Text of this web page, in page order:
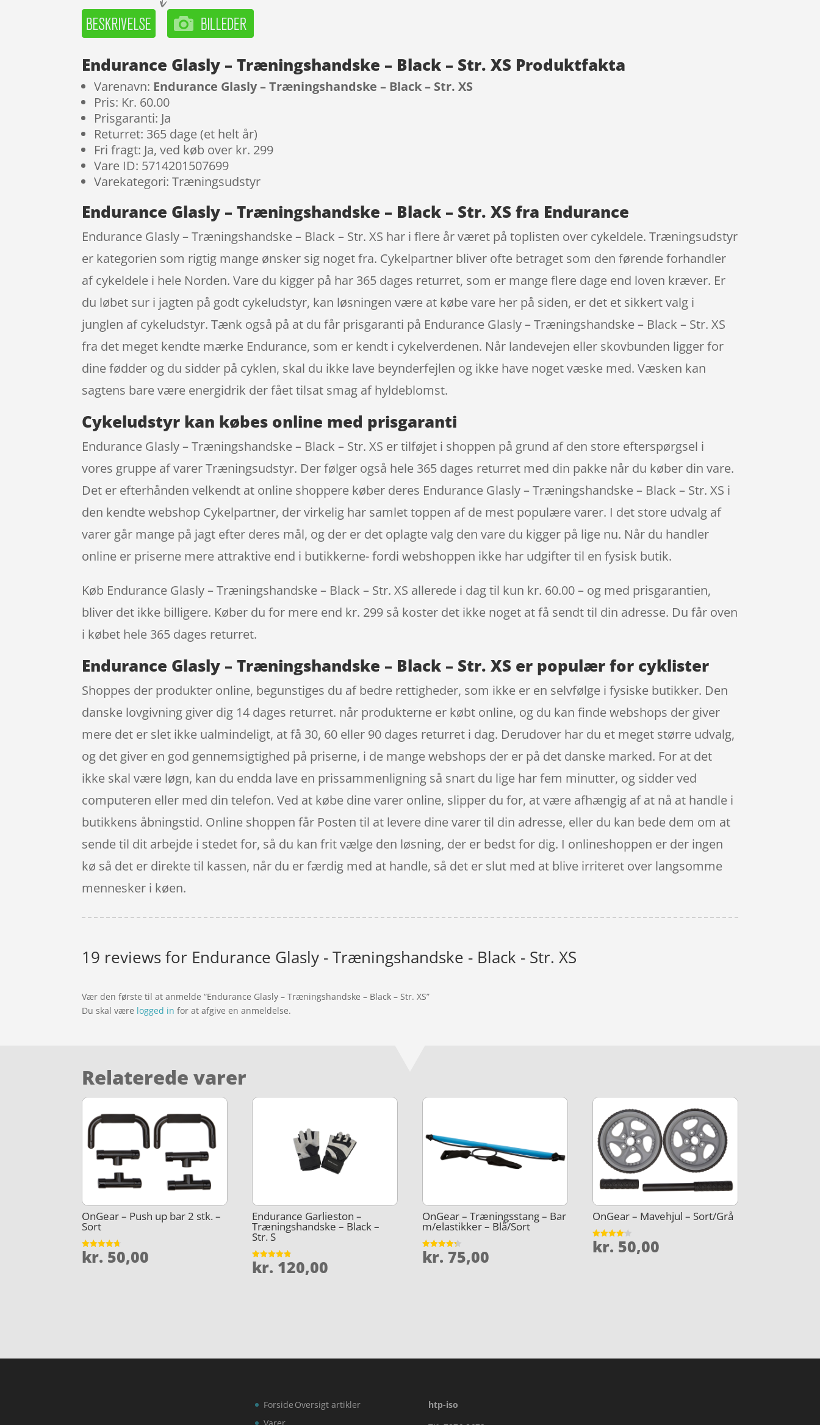
Endurance Glasly – Træningshandske – Black – Str. XS Produktfakta
Varenavn: Endurance Glasly – Træningshandske – Black – Str. XS
Pris: Kr. 60.00
Prisgaranti: Ja
Returret: 365 dage (et helt år)
Fri fragt: Ja, ved køb over kr. 299
Vare ID: 5714201507699
Varekategori: Træningsudstyr
Endurance Glasly – Træningshandske – Black – Str. XS fra Endurance
Endurance Glasly – Træningshandske – Black – Str. XS har i flere år været på toplisten over cykeldele. Træningsudstyr
er kategorien som rigtig mange ønsker sig noget fra. Cykelpartner bliver ofte betraget som den førende forhandler
af cykeldele i hele Norden. Vare du kigger på har 365 dages returret, som er mange flere dage end loven kræver. Er
du løbet sur i jagten på godt cykeludstyr, kan løsningen være at købe vare her på siden, er det et sikkert valg i
junglen af cykeludstyr. Tænk også på at du får prisgaranti på Endurance Glasly – Træningshandske – Black – Str. XS
fra det meget kendte mærke Endurance, som er kendt i cykelverdenen. Når landevejen eller skovbunden ligger for
dine fødder og du sidder på cyklen, skal du ikke lave beynderfejlen og ikke have noget væske med. Væsken kan
sagtens bare være energidrik der fået tilsat smag af hyldeblomst.
Cykeludstyr kan købes online med prisgaranti
Endurance Glasly – Træningshandske – Black – Str. XS er tilføjet i shoppen på grund af den store efterspørgsel i
vores gruppe af varer Træningsudstyr. Der følger også hele 365 dages returret med din pakke når du køber din vare.
Det er efterhånden velkendt at online shoppere køber deres Endurance Glasly – Træningshandske – Black – Str. XS i
den kendte webshop Cykelpartner, der virkelig har samlet toppen af de mest populære varer. I det store udvalg af
varer går mange på jagt efter deres mål, og der er det oplagte valg den vare du kigger på lige nu. Når du handler
online er priserne mere attraktive end i butikkerne- fordi webshoppen ikke har udgifter til en fysisk butik.
Køb Endurance Glasly – Træningshandske – Black – Str. XS allerede i dag til kun kr. 60.00 – og med prisgarantien,
bliver det ikke billigere. Køber du for mere end kr. 299 så koster det ikke noget at få sendt til din adresse. Du får oven
i købet hele 365 dages returret.
Endurance Glasly – Træningshandske – Black – Str. XS er populær for cyklister
Shoppes der produkter online, begunstiges du af bedre rettigheder, som ikke er en selvfølge i fysiske butikker. Den
danske lovgivning giver dig 14 dages returret. når produkterne er købt online, og du kan finde webshops der giver
mere det er slet ikke ualmindeligt, at få 30, 60 eller 90 dages returret i dag. Derudover har du et meget større udvalg,
og det giver en god gennemsigtighed på priserne, i de mange webshops der er på det danske marked. For at det
ikke skal være løgn, kan du endda lave en prissammenligning så snart du lige har fem minutter, og sidder ved
computeren eller med din telefon. Ved at købe dine varer online, slipper du for, at være afhængig af at nå at handle i
butikkens åbningstid. Online shoppen får Posten til at levere dine varer til din adresse, eller du kan bede dem om at
sende til dit arbejde i stedet for, så du kan frit vælge den løsning, der er bedst for dig. I onlineshoppen er der ingen
kø så det er direkte til kassen, når du er færdig med at handle, så det er slut med at blive irriteret over langsomme
mennesker i køen.
19 reviews for Endurance Glasly - Træningshandske - Black - Str. XS
Vær den første til at anmelde “Endurance Glasly – Træningshandske – Black – Str. XS”
Du skal være logged in for at afgive en anmeldelse.
Relaterede varer
OnGear – Push up bar 2 stk. –
Sort
Vurderet
4.7
kr. 50,00
Endurance Garlieston –
Træningshandske – Black –
Str. S
Vurderet
4.8
kr. 120,00
OnGear – Træningsstang – Bar
m/elastikker – Blå/Sort
Vurderet
4.3
kr. 75,00
OnGear – Mavehjul – Sort/Grå
Vurderet
4.1
kr. 50,00
Forside Oversigt artikler
htp-iso